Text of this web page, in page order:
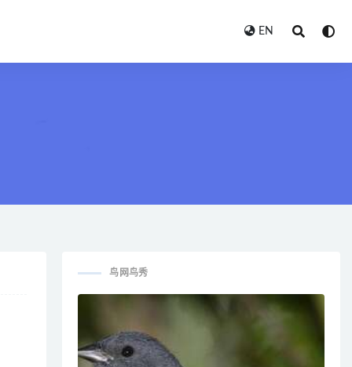
EN
鸟网鸟秀